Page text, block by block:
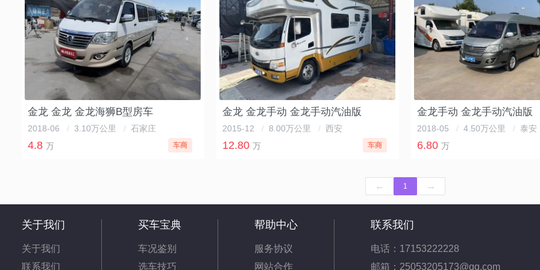
金龙 金龙 金龙海狮B型房车
2018-06 / 3.10万公里 / 石家庄
4.8 万 车商
金龙 金龙手动 金龙手动汽油版
2015-12 / 8.00万公里 / 西安
12.80 万 车商
金龙手动 金龙手动汽油版
2018-05 / 4.50万公里 / 泰安
6.80 万
← 1 →
关于我们
关于我们
联系我们
买车宝典
车况鉴别
选车技巧
帮助中心
服务协议
网站合作
联系我们
电话：17153222228
邮箱：25053205173@qq.com